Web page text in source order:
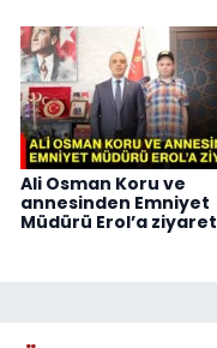
Ali Osman Koru ve
annesinden Emniyet
Müdürü Erol’a ziyaret